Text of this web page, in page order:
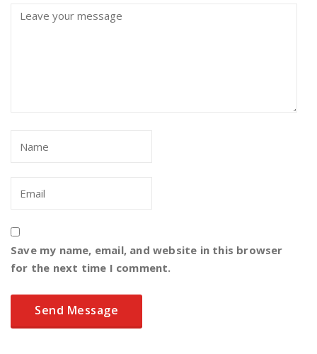
Save my name, email, and website in this browser
for the next time I comment.